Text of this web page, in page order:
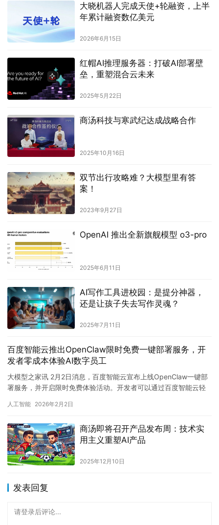
大晓机器人完成天使+轮融资，上半
年累计融资数亿美元
2026年6月15日
红帽AI推理服务器：打破AI部署壁
垒，重塑混合云未来
2025年5月22日
商汤科技与寒武纪达成战略合作
2025年10月16日
双节出行攻略难？大模型里有答
案！
2023年9月27日
OpenAI 推出全新旗舰模型 o3-pro
2025年6月11日
AI写作工具进校园：是提分神器，
还是让孩子失去写作灵魂？
2025年7月11日
百度智能云推出OpenClaw限时免费一键部署服务，开
发者零成本体验AI数字员工
大模型之家讯 2月2日消息，百度智能云宣布上线OpenClaw一键部
署服务，并开启限时免费体验活动。开发者可以通过百度智能云轻
人工智能 2026年2月2日
商汤即将召开产品发布周：技术实
用主义重塑AI产品
2025年12月10日
发表回复
请登录后评论...